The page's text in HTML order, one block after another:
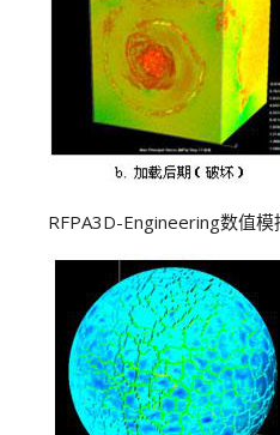
RFPA3D-Engineering数值